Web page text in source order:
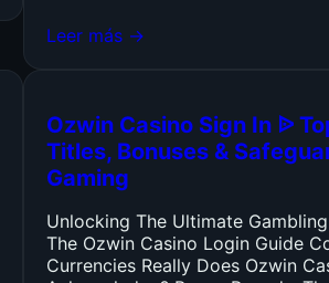
Leer más →
Ozwin Casino Sign In ᐉ
Titles, Bonuses &
Gaming
Unlocking The Ultimate
The Ozwin Casino Login Guide
Currencies Really Does Ozwin